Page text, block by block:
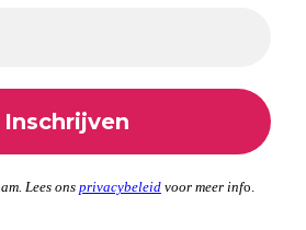
Lees ons privacybeleidvoor meer info.